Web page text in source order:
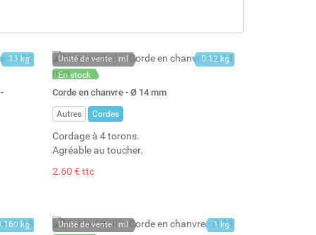
13 kg
Unité de vente : ml
En stock
Stock : 73
0.12 kg
Corde en chanvre - Ø 14 mm
Autres Cordes
Cordage à 4 torons.
Agréable au toucher.
2.60 € ttc
kg
Unité de vente : ml
1 kg